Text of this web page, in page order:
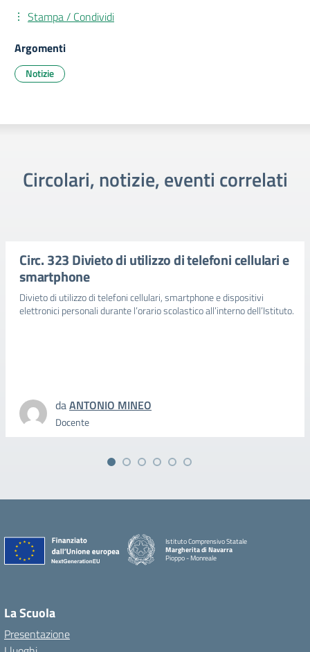
Stampa / Condividi
Argomenti
Notizie
Circolari, notizie, eventi correlati
Circ. 323 Divieto di utilizzo di telefoni cellulari e
smartphone
Divieto di utilizzo di telefoni cellulari, smartphone e dispositivi
elettronici personali durante l’orario scolastico all’interno dell’Istituto.
daANTONIO MINEO
Docente
Istituto Comprensivo Statale
Margherita di Navarra
Pioppo - Monreale
La Scuola
Presentazione